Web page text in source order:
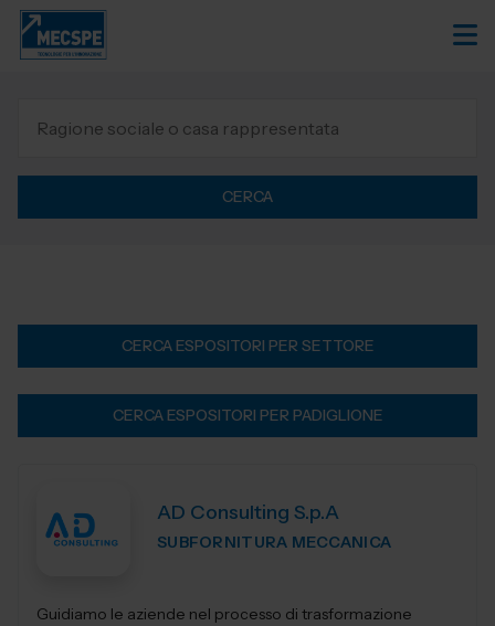
CERCA
CERCA ESPOSITORI PER SETTORE
CERCA ESPOSITORI PER PADIGLIONE
AD Consulting S.p.A
SUBFORNITURA MECCANICA
Guidiamo le aziende nel processo di trasformazione